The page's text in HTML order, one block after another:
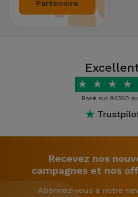
Partenaire
★ ★ ★ ★
Basé sur 94360
★
Recevez nos
campagnes et nos
Abonnez-vous à notre